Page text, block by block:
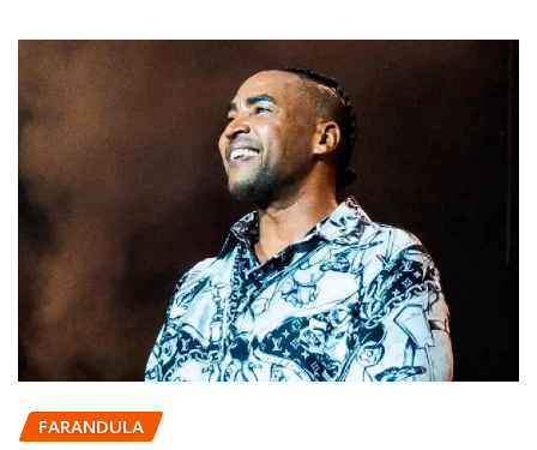
FARANDULA